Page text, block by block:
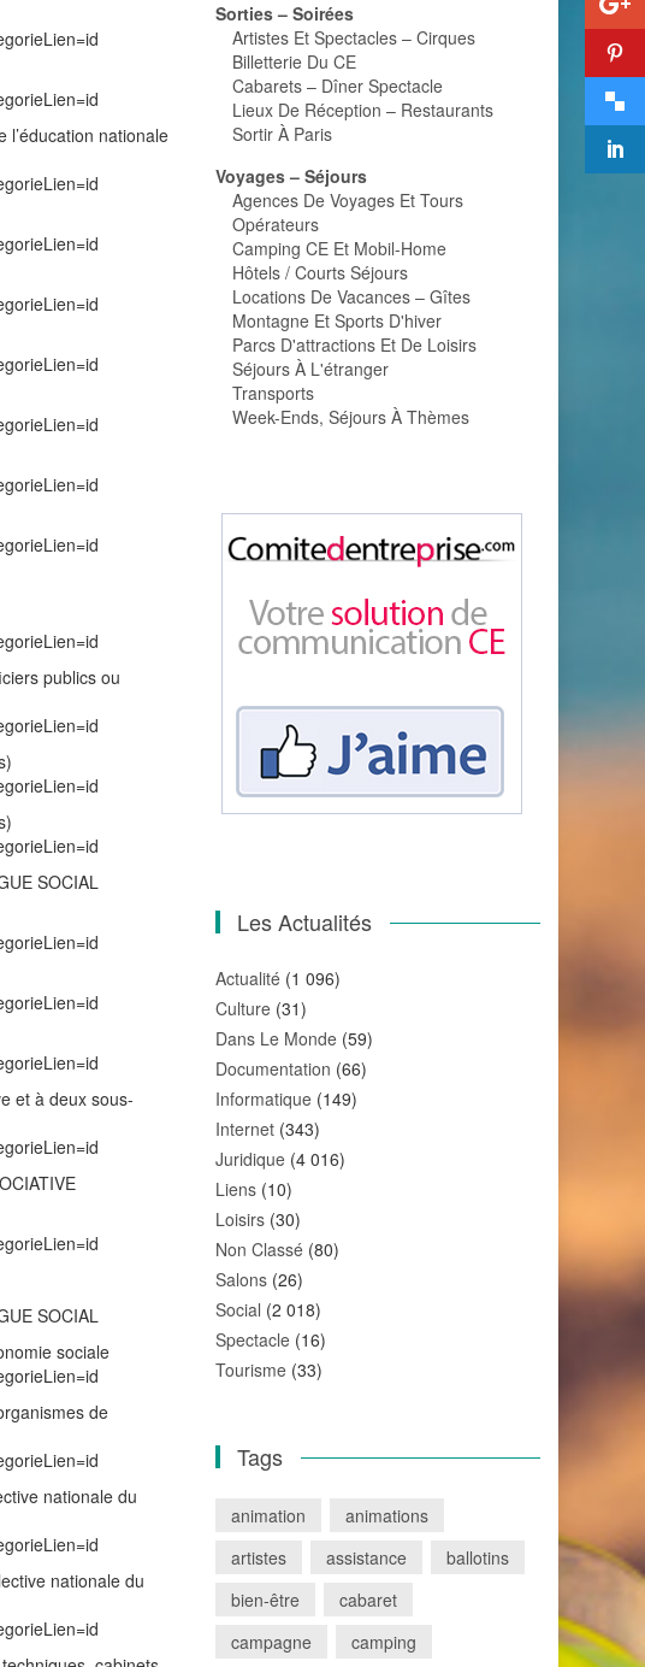
nationale
publics ou
SOCIAL
et à deux sous-
SOCIAL
sociale
de
nationale du
nationale du
Sorties – Soirées
Artistes Et Spectacles – Cirques
Billetterie Du CE
Cabarets – Dîner Spectacle
Lieux De Réception – Restaurants
Sortir À Paris
Voyages – Séjours
Agences De Voyages Et Tours
Opérateurs
Camping CE Et Mobil-Home
Hôtels / Courts Séjours
Locations De Vacances – Gîtes
Montagne Et Sports D'hiver
Parcs D'attractions Et De Loisirs
Séjours À L'étranger
Transports
Week-Ends, Séjours À Thèmes
Les Actualités
Actualité (1 096)
Culture (31)
Dans Le Monde (59)
Documentation (66)
Informatique (149)
Internet (343)
Juridique (4 016)
Liens (10)
Loisirs (30)
Non Classé (80)
Salons (26)
Social (2 018)
Spectacle (16)
Tourisme (33)
Tags
animation
animations
artistes
assistance
ballotins
bien-être
cabaret
campagne
camping